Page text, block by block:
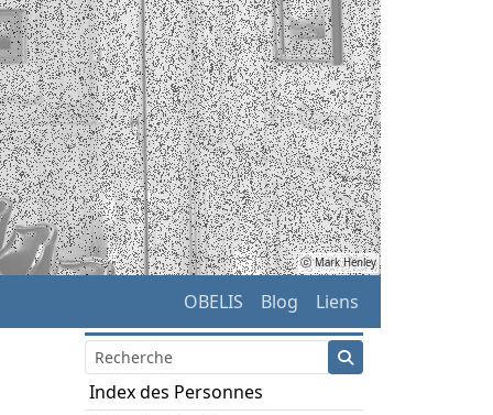
ⓒ Mark Henley
OBELIS Blog Liens
Index des Personnes